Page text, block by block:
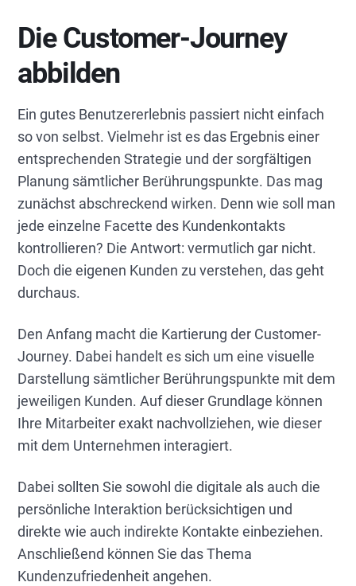
Die Customer-Journey
abbilden
Ein gutes Benutzererlebnis passiert nicht einfach
so von selbst. Vielmehr ist es das Ergebnis einer
entsprechenden Strategie und der sorgfältigen
Planung sämtlicher Berührungspunkte. Das mag
zunächst abschreckend wirken. Denn wie soll man
jede einzelne Facette des Kundenkontakts
kontrollieren? Die Antwort: vermutlich gar nicht.
Doch die eigenen Kunden zu verstehen, das geht
durchaus.
Den Anfang macht die Kartierung der Customer-
Journey. Dabei handelt es sich um eine visuelle
Darstellung sämtlicher Berührungspunkte mit dem
jeweiligen Kunden. Auf dieser Grundlage können
Ihre Mitarbeiter exakt nachvollziehen, wie dieser
mit dem Unternehmen interagiert.
Dabei sollten Sie sowohl die digitale als auch die
persönliche Interaktion berücksichtigen und
direkte wie auch indirekte Kontakte einbeziehen.
Anschließend können Sie das Thema
Kundenzufriedenheit angehen.